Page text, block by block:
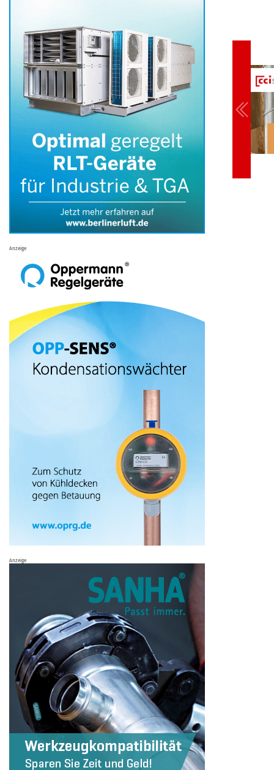
Anzeige
Anzeige